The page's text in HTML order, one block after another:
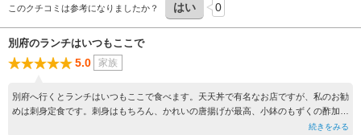
このクチコミは参考になりましたか？ はい 0
別府のランチはいつもここで
5.0 家族
別府へ行くとランチはいつもここで食べます。天天丼で有名なお店ですが、私のお勧
めは刺身定食です。刺身はもちろん、かれいの唐揚げが最高、小鉢のもずくの酢加減
続きをみる